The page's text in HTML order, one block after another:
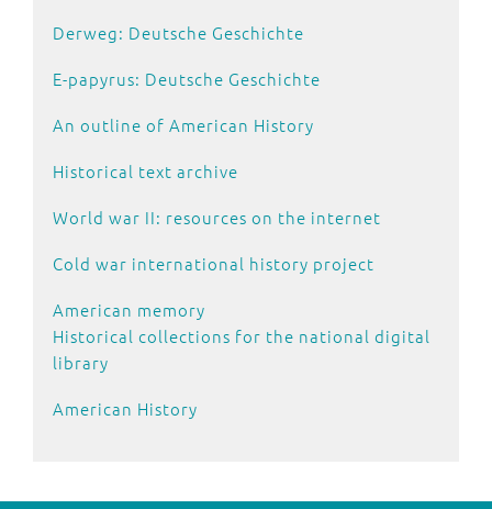
Derweg: Deutsche Geschichte
E-papyrus: Deutsche Geschichte
An outline of American History
Historical text archive
World war II: resources on the internet
Cold war international history project
American memory
Historical collections for the national digital
library
American History